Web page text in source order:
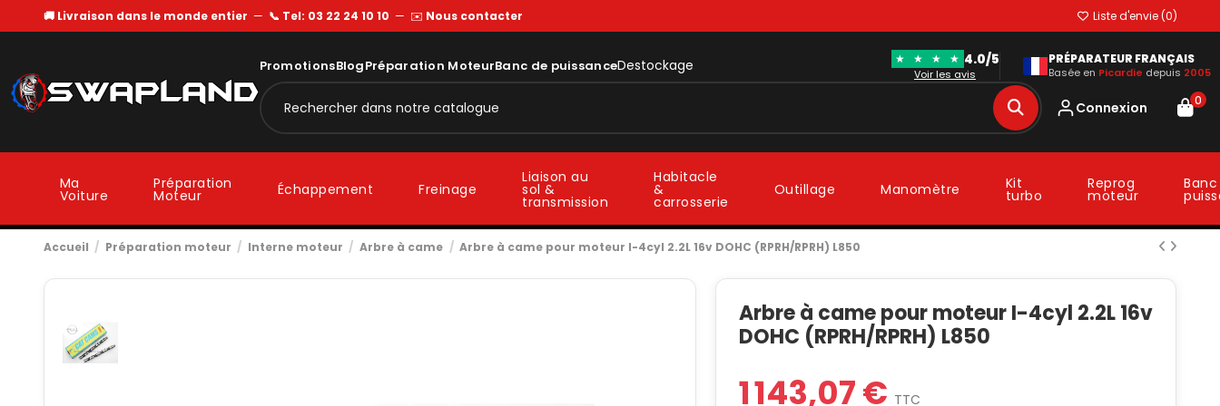
🚚 Livraison dans le monde entier — 📞 Tel: 03 22 24 10 10 — ✉️ Nous contacter Liste d'envie (0)
PromotionsBlogPréparation MoteurBanc de puissanceDestockage ★ ★ ★ ★ 4.0/5
Voir les avis
PRÉPARATEUR FRANÇAIS
Basée en Picardie depuis 2005
Connexion 0
Ma
Voiture
Préparation
Moteur Échappement Freinage
Liaison au
sol &
transmission
Habitacle
&
carrosserie
Outillage Manomètre Kit
turbo
Reprog
moteur
Accueil Préparation moteur Interne moteur Arbre à came Arbre à came pour moteur I-4cyl 2.2L 16v DOHC (RPRH/RPRH) L850
Arbre à came pour moteur I-4cyl 2.2L 16v
DOHC (RPRH/RPRH) L850
1 143,07 € TTC